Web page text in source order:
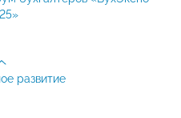
развитие